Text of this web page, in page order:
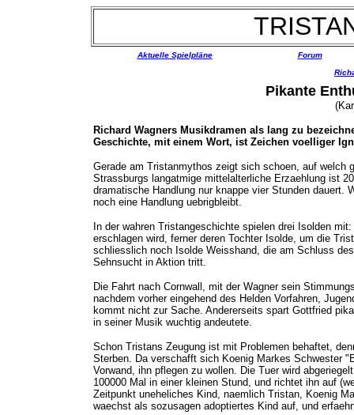
Aktuelle Spielpläne
Forum
Pikante
Richard Wagners Musikdramen als lang zu
Geschichte, mit einem Wort, ist Zeichen voelliger
Gerade am Tristanmythos zeigt sich schoen, auf welch
Strassburgs langatmige mittelalterliche Erzaehlung ist
dramatische Handlung nur knappe vier Stunden dauert.
noch eine Handlung uebrigbleibt.
In der wahren Tristangeschichte spielen drei Isolden
erschlagen wird, ferner deren Tochter Isolde, um die
schliesslich noch Isolde Weisshand, die am Schluss
Sehnsucht in Aktion tritt.
Die Fahrt nach Cornwall, mit der Wagner sein
nachdem vorher eingehend des Helden Vorfahren,
kommt nicht zur Sache. Andererseits spart Gottfried
in seiner Musik wuchtig andeutete.
Schon Tristans Zeugung ist mit Problemen behaftet,
Sterben. Da verschafft sich Koenig Markes Schwester
Vorwand, ihn pflegen zu wollen. Die Tuer wird
100000 Mal in einer kleinen Stund, und richtet ihn auf
Zeitpunkt uneheliches Kind, naemlich Tristan, Koenig
waechst als sozusagen adoptiertes Kind auf, und